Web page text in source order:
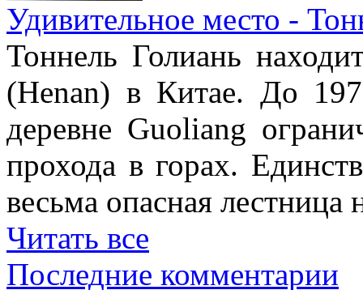
Удивительное место -
Тоннель Голиань
(Henan) в Китае. До
деревне Guoliang
прохода в горах.
весьма опасная лестница
Читать все
Последние комментарии